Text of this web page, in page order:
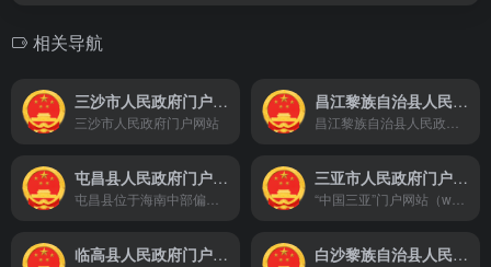
相关导航
三沙市人民政府门户网站
三沙市人民政府门户网站
昌江黎族自治县人民政府门户网站
屯昌县人民政府门户网站 三亚市人民政府门户网站
临高县人民政府门户网站 白沙黎族自治县人民政府门户网站